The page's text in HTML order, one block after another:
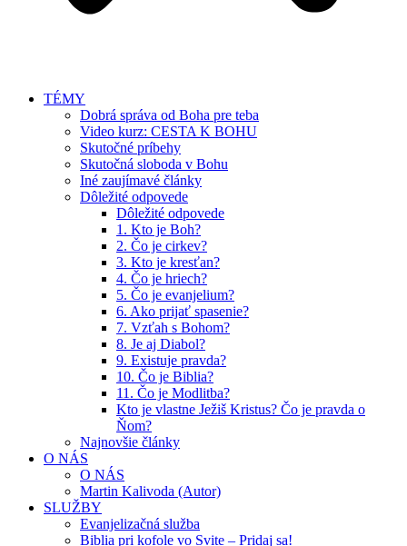
TÉMY
Dobrá správa od Boha pre teba
Video kurz: CESTA K BOHU
Skutočné príbehy
Skutočná sloboda v Bohu
Iné zaujímavé články
Dôležité odpovede
Dôležité odpovede
1. Kto je Boh?
2. Čo je cirkev?
3. Kto je kresťan?
4. Čo je hriech?
5. Čo je evanjelium?
6. Ako prijať spasenie?
7. Vzťah s Bohom?
8. Je aj Diabol?
9. Existuje pravda?
10. Čo je Biblia?
11. Čo je Modlitba?
Kto je vlastne Ježiš Kristus? Čo je pravda o
Ňom?
Najnovšie články
O NÁS
O NÁS
Martin Kalivoda (Autor)
SLUŽBY
Evanjelizačná služba
Biblia pri kofole vo Svite – Pridaj sa!